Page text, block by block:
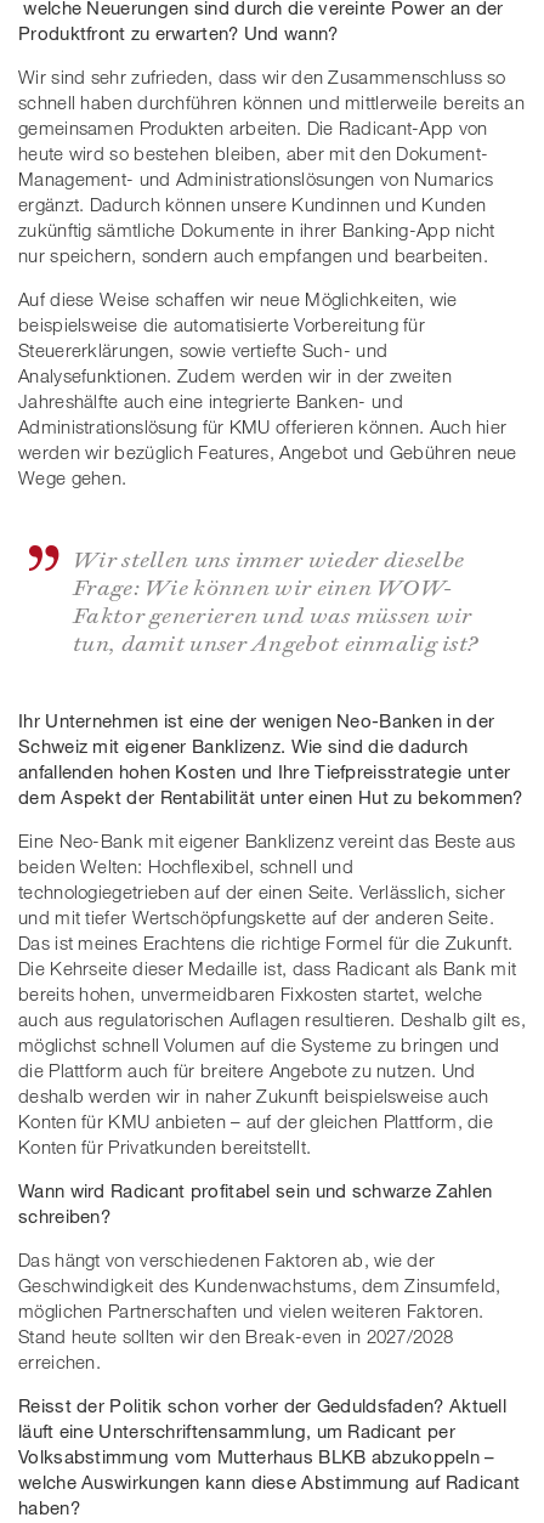
welche Neuerungen sind durch die vereinte Power an der
Produktfront zu erwarten? Und wann?
Wir sind sehr zufrieden, dass wir den Zusammenschluss so
schnell haben durchführen können und mittlerweile bereits an
gemeinsamen Produkten arbeiten. Die Radicant-App von
heute wird so bestehen bleiben, aber mit den Dokument-
Management- und Administrationslösungen von Numarics
ergänzt. Dadurch können unsere Kundinnen und Kunden
zukünftig sämtliche Dokumente in ihrer Banking-App nicht
nur speichern, sondern auch empfangen und bearbeiten.
Auf diese Weise schaffen wir neue Möglichkeiten, wie
beispielsweise die automatisierte Vorbereitung für
Steuererklärungen, sowie vertiefte Such- und
Analysefunktionen. Zudem werden wir in der zweiten
Jahreshälfte auch eine integrierte Banken- und
Administrationslösung für KMU offerieren können. Auch hier
werden wir bezüglich Features, Angebot und Gebühren neue
Wege gehen.
Wir stellen uns immer wieder dieselbe
Frage: Wie können wir einen WOW-
Faktor generieren und was müssen wir
tun, damit unser Angebot einmalig ist?
Ihr Unternehmen ist eine der wenigen Neo-Banken in der
Schweiz mit eigener Banklizenz. Wie sind die dadurch
anfallenden hohen Kosten und Ihre Tiefpreisstrategie unter
dem Aspekt der Rentabilität unter einen Hut zu bekommen?
Eine Neo-Bank mit eigener Banklizenz vereint das Beste aus
beiden Welten: Hochflexibel, schnell und
technologiegetrieben auf der einen Seite. Verlässlich, sicher
und mit tiefer Wertschöpfungskette auf der anderen Seite.
Das ist meines Erachtens die richtige Formel für die Zukunft.
Die Kehrseite dieser Medaille ist, dass Radicant als Bank mit
bereits hohen, unvermeidbaren Fixkosten startet, welche
auch aus regulatorischen Auflagen resultieren. Deshalb gilt es,
möglichst schnell Volumen auf die Systeme zu bringen und
die Plattform auch für breitere Angebote zu nutzen. Und
deshalb werden wir in naher Zukunft beispielsweise auch
Konten für KMU anbieten – auf der gleichen Plattform, die
Konten für Privatkunden bereitstellt.
Wann wird Radicant profitabel sein und schwarze Zahlen
schreiben?
Das hängt von verschiedenen Faktoren ab, wie der
Geschwindigkeit des Kundenwachstums, dem Zinsumfeld,
möglichen Partnerschaften und vielen weiteren Faktoren.
Stand heute sollten wir den Break-even in 2027/2028
erreichen.
Reisst der Politik schon vorher der Geduldsfaden? Aktuell
läuft eine Unterschriftensammlung, um Radicant per
Volksabstimmung vom Mutterhaus BLKB abzukoppeln –
welche Auswirkungen kann diese Abstimmung auf Radicant
haben?